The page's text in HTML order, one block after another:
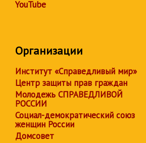
YouTube
Организации
Институт «Справедливый мир»
Центр защиты прав граждан
Молодежь СПРАВЕДЛИВОЙ
РОССИИ
Социал-демократический союз
женщин России
Домсовет